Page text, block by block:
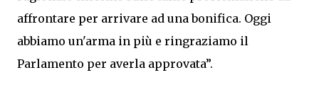
affrontare per arrivare ad una bonifica. Oggi
abbiamo un'arma in più e ringraziamo il
Parlamento per averla approvata”.